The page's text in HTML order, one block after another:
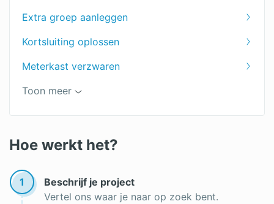
Extra groep aanleggen
Kortsluiting oplossen
Meterkast verzwaren
Schakelaar aansluiten
Witgoed reparatie
Kabel trekken
Toon meer
Hoe werkt het?
1
Beschrijf je project
Vertel ons waar je naar op zoek bent.